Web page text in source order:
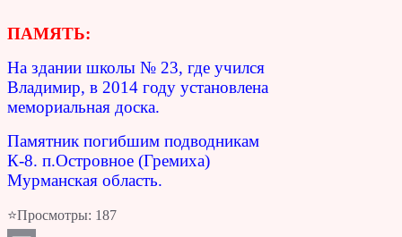
ПАМЯТЬ:
На здании школы № 23, где учился
Владимир, в 2014 году установлена
мемориальная доска.
Памятник погибшим подводникам
К-8. п.Островное (Гремиха)
Мурманская область.
⭐Просмотры: 187